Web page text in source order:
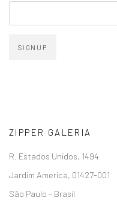
SIGNUP
ZIPPER GALERIA
R. Estados Unidos, 1494
Jardim America, 01427-001
São Paulo - Brasil